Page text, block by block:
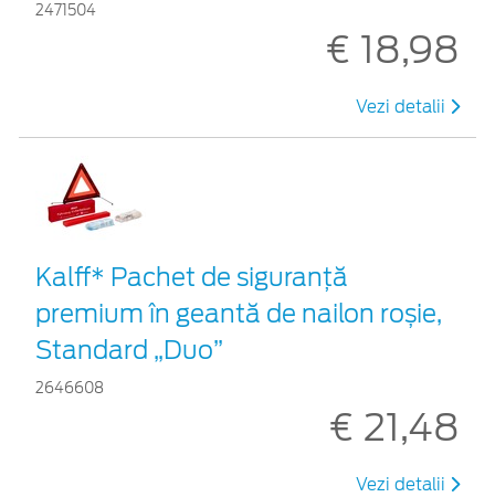
2471504
€ 18,98
Vezi detalii
Kalff* Pachet de siguranţă
premium în geantă de nailon roșie,
Standard „Duo”
2646608
€ 21,48
Vezi detalii